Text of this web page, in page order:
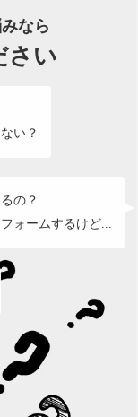
なら
さい
い？
の？
ォームするけど...